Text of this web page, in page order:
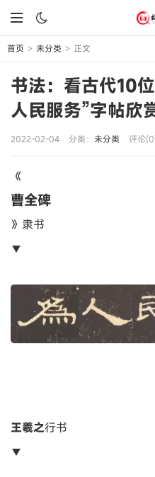
首页 > 未分类 > 正文
书法：看古代10
人民服务”字帖欣
2022-02-04 分类： 未分类 评论
《
曹全碑
》隶书
▼
王羲之行书
▼